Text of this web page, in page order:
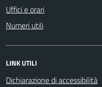
Uffici e orari
Numeri utili
LINK UTILI
Dichiarazione di accessibilità